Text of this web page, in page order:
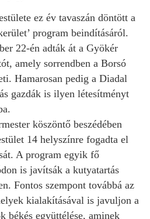
ez év tavaszán döntött a
program beindításáról.
22-én adták át a Gyökér
amely sorrendben a Borsó
Hamarosan pedig a Diadal
gazdák is ilyen létesítményt
köszöntő beszédében
14 helyszínre fogadta el
A program egyik fő
is javítsák a kutyatartás
Fontos szempont továbbá az
kialakításával is javuljon a
békés együttélése, aminek